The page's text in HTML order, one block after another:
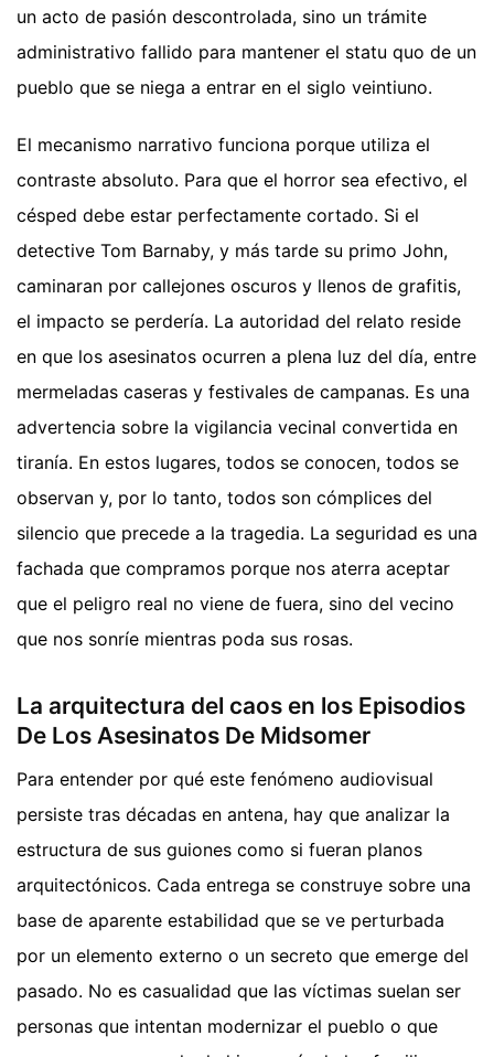
un acto de pasión descontrolada, sino un trámite
administrativo fallido para mantener el statu quo de un
pueblo que se niega a entrar en el siglo veintiuno.
El mecanismo narrativo funciona porque utiliza el
contraste absoluto. Para que el horror sea efectivo, el
césped debe estar perfectamente cortado. Si el
detective Tom Barnaby, y más tarde su primo John,
caminaran por callejones oscuros y llenos de grafitis,
el impacto se perdería. La autoridad del relato reside
en que los asesinatos ocurren a plena luz del día, entre
mermeladas caseras y festivales de campanas. Es una
advertencia sobre la vigilancia vecinal convertida en
tiranía. En estos lugares, todos se conocen, todos se
observan y, por lo tanto, todos son cómplices del
silencio que precede a la tragedia. La seguridad es una
fachada que compramos porque nos aterra aceptar
que el peligro real no viene de fuera, sino del vecino
que nos sonríe mientras poda sus rosas.
La arquitectura del caos en los Episodios
De Los Asesinatos De Midsomer
Para entender por qué este fenómeno audiovisual
persiste tras décadas en antena, hay que analizar la
estructura de sus guiones como si fueran planos
arquitectónicos. Cada entrega se construye sobre una
base de aparente estabilidad que se ve perturbada
por un elemento externo o un secreto que emerge del
pasado. No es casualidad que las víctimas suelan ser
personas que intentan modernizar el pueblo o que